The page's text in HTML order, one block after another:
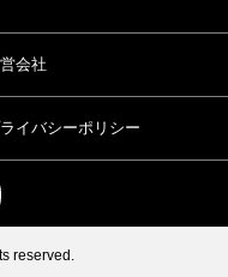
会社
イバシーポリシー
reserved.